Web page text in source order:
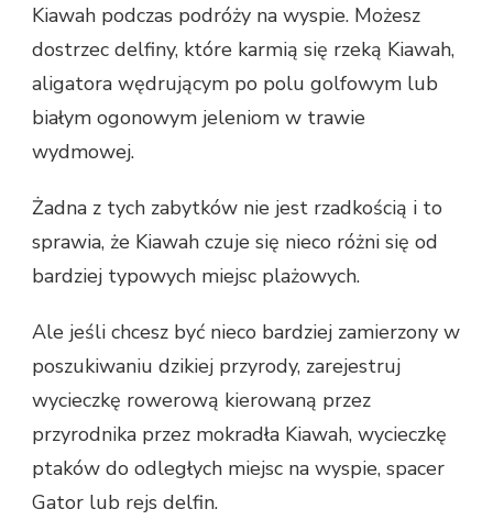
Kiawah podczas podróży na wyspie. Możesz
dostrzec delfiny, które karmią się rzeką Kiawah,
aligatora wędrującym po polu golfowym lub
białym ogonowym jeleniom w trawie
wydmowej.
Żadna z tych zabytków nie jest rzadkością i to
sprawia, że ​​Kiawah czuje się nieco różni się od
bardziej typowych miejsc plażowych.
Ale jeśli chcesz być nieco bardziej zamierzony w
poszukiwaniu dzikiej przyrody, zarejestruj
wycieczkę rowerową kierowaną przez
przyrodnika przez mokradła Kiawah, wycieczkę
ptaków do odległych miejsc na wyspie, spacer
Gator lub rejs delfin.